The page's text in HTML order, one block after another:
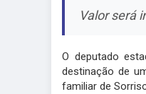
Valor será
O deputado
destinação de
familiar de